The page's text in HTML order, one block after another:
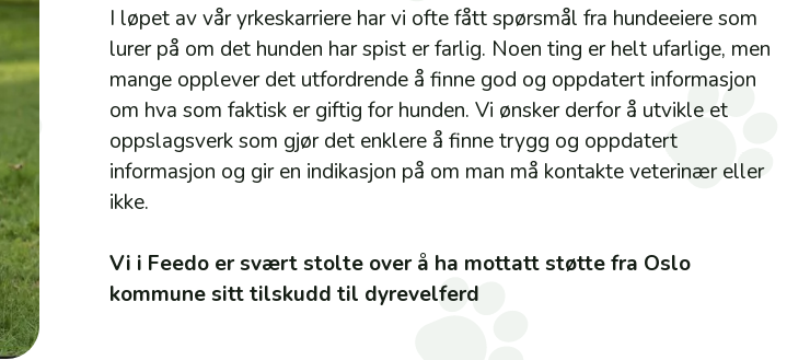
I løpet av vår yrkeskarriere har vi ofte fått spørsmål fra hundeeiere som
lurer på om det hunden har spist er farlig. Noen ting er helt ufarlige, men
mange opplever det utfordrende å finne god og oppdatert informasjon
om hva som faktisk er giftig for hunden. Vi ønsker derfor å utvikle et
oppslagsverk som gjør det enklere å finne trygg og oppdatert
informasjon og gir en indikasjon på om man må kontakte veterinær eller
ikke.
Vi i Feedo er svært stolte over å ha mottatt støtte fra Oslo
kommune sitt tilskudd til dyrevelferd